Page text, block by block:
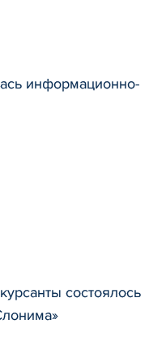
информационно-
состоялось